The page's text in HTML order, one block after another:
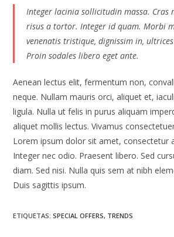
Integer lacinia sollicitudin massa. Cras
risus a tortor. Integer id quam. Morbi
venenatis tristique, dignissim in,
Proin sodales libero eget ante.
Aenean lectus elit, fermentum non,
neque. Nullam mauris orci, aliquet et,
ligula. Nulla ut felis in purus aliquam
aliquet mollis lectus. Vivamus
Lorem ipsum dolor sit amet, consectetur
Integer nec odio. Praesent libero. Sed
diam. Sed nisi. Nulla quis sem at nibh
Duis sagittis ipsum.
ETIQUETAS:SPECIAL OFFERS, TRENDS